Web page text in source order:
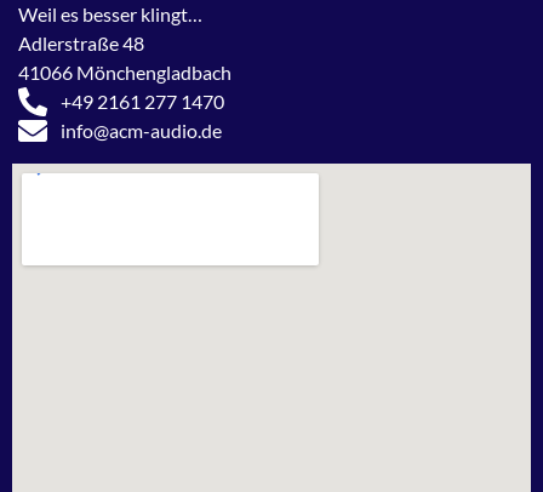
Weil es besser klingt…
Adlerstraße 48
41066 Mönchengladbach
+49 2161 277 1470
info@acm-audio.de